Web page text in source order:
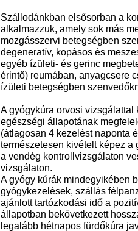
Szállodánkban elsősorban a
alkalmazzuk, amely sok más
mozgásszervi betegségben
degeneratív, kopásos és
egyéb ízületi- és gerinc
érintő) reumában, anyagcsere
ízületi betegségben
A gyógykúra orvosi
egészségi állapotának
(átlagosan 4 kezelést naponta
természetesen kivételt képez a
a vendég kontrollvizsgálaton
vizsgálaton.
A gyógy kúrák mindegyikében
gyógykezelések, szállás
ajánlott tartózkodási idő a
állapotban bekövetkezett
legalább hétnapos fürdőkúra